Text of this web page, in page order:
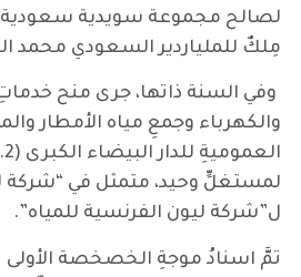
مِلكٌ للملياردير السعودي محمد
وفي السنة ذاتها، جرى منح
والكهرباء وجمعِ مياه الأمطار
لمستغلٍّ وحيد، متمثل في “شركة
ل”شركة ليون الفرنسية للمياه”.
تمَّ اسنادُ موجةِ الخصخصة الأولى